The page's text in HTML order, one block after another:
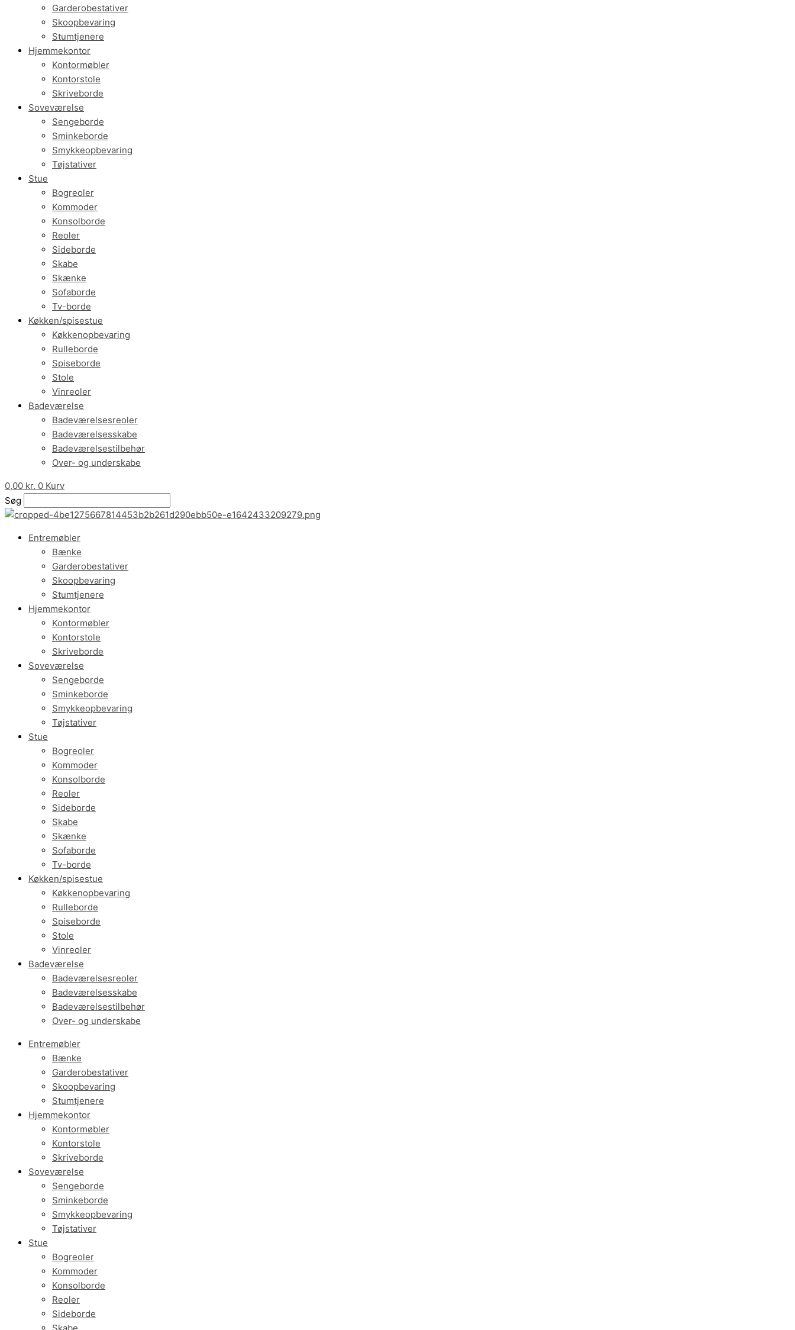
Garderobestativer
Skoopbevaring
Stumtjenere
Hjemmekontor
Kontormøbler
Kontorstole
Skriveborde
Soveværelse
Sengeborde
Sminkeborde
Smykkeopbevaring
Tøjstativer
Stue
Bogreoler
Kommoder
Konsolborde
Reoler
Sideborde
Skabe
Skænke
Sofaborde
Tv-borde
Køkken/spisestue
Køkkenopbevaring
Rulleborde
Spiseborde
Stole
Vinreoler
Badeværelse
Badeværelsesreoler
Badeværelsesskabe
Badeværelsestilbehør
Over- og underskabe
0,00 kr. 0 Kurv
Søg
Entremøbler
Bænke
Garderobestativer
Skoopbevaring
Stumtjenere
Hjemmekontor
Kontormøbler
Kontorstole
Skriveborde
Soveværelse
Sengeborde
Sminkeborde
Smykkeopbevaring
Tøjstativer
Stue
Bogreoler
Kommoder
Konsolborde
Reoler
Sideborde
Skabe
Skænke
Sofaborde
Tv-borde
Køkken/spisestue
Køkkenopbevaring
Rulleborde
Spiseborde
Stole
Vinreoler
Badeværelse
Badeværelsesreoler
Badeværelsesskabe
Badeværelsestilbehør
Over- og underskabe
Entremøbler
Bænke
Garderobestativer
Skoopbevaring
Stumtjenere
Hjemmekontor
Kontormøbler
Kontorstole
Skriveborde
Soveværelse
Sengeborde
Sminkeborde
Smykkeopbevaring
Tøjstativer
Stue
Bogreoler
Kommoder
Konsolborde
Reoler
Sideborde